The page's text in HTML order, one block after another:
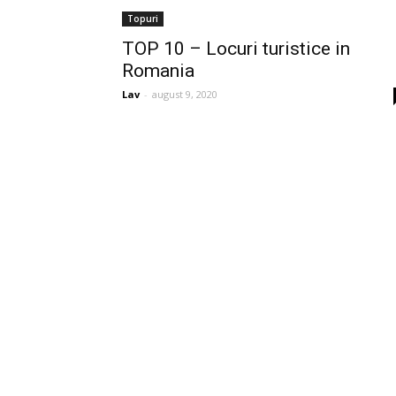
Topuri
TOP 10 – Locuri turistice in
Romania
Lav - august 9, 2020